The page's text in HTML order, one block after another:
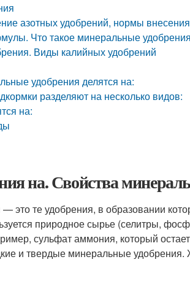
азотных удобрений, нормы внесения
Что такое минеральные
Виды калийных удобрений
удобрения делятся на:
разделяют на несколько видов:
на:
на. Свойства
это те удобрения, в образовании
природное сырье (селитры,
сульфат аммония, который
и твердые минеральные